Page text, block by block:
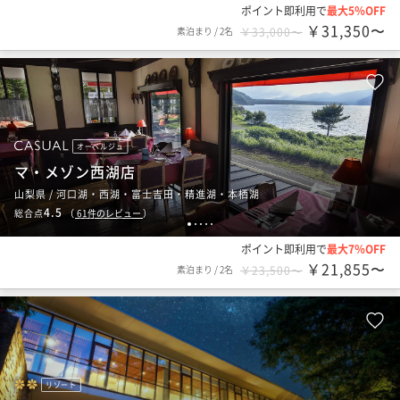
ポイント即利用で最大5％OFF
素泊まり /2名 ￥33,000〜 ￥31,350〜
1 2 3 45
オーベルジュ
マ・メゾン西湖店
山梨県 / 河口湖・西湖・富士吉田・精進湖・本栖湖
総合点4.5（61件のレビュー ）
ポイント即利用で最大7％OFF
素泊まり /2名 ￥23,500〜 ￥21,855〜
リゾート